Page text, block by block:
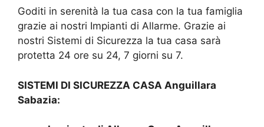
Goditi in serenità la tua casa con la tua famiglia
grazie ai nostri Impianti di Allarme. Grazie ai
nostri Sistemi di Sicurezza la tua casa sarà
protetta 24 ore su 24, 7 giorni su 7.
SISTEMI DI SICUREZZA CASA Anguillara
Sabazia: